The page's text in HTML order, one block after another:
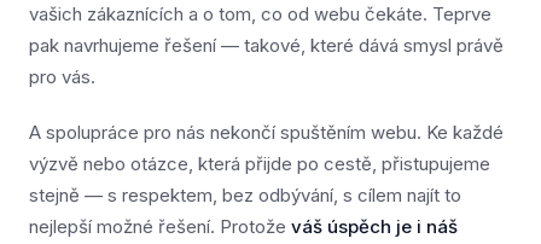
vašich zákaznících a o tom, co od webu čekáte. Teprve
pak navrhujeme řešení — takové, které dává smysl právě
pro vás.
A spolupráce pro nás nekončí spuštěním webu. Ke každé
výzvě nebo otázce, která přijde po cestě, přistupujeme
stejně — s respektem, bez odbývání, s cílem najít to
nejlepší možné řešení. Protože váš úspěch je i náš